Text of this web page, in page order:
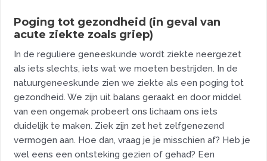
Poging tot gezondheid (in geval van
acute ziekte zoals griep)
In de reguliere geneeskunde wordt ziekte neergezet
als iets slechts, iets wat we moeten bestrijden. In de
natuurgeneeskunde zien we ziekte als een poging tot
gezondheid. We zijn uit balans geraakt en door middel
van een ongemak probeert ons lichaam ons iets
duidelijk te maken. Ziek zijn zet het zelfgenezend
vermogen aan. Hoe dan, vraag je je misschien af? Heb je
wel eens een ontsteking gezien of gehad? Een